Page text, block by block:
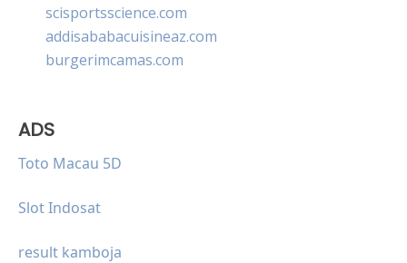
scisportsscience.com
addisababacuisineaz.com
burgerimcamas.com
ADS
Toto Macau 5D
Slot Indosat
result kamboja